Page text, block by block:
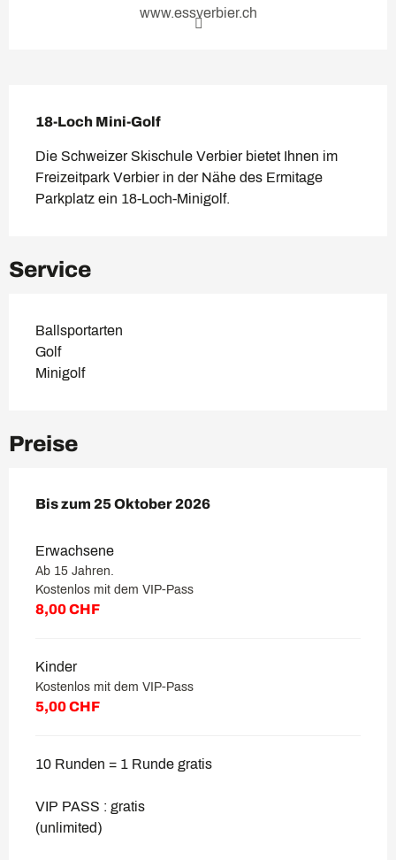
www.essverbier.ch
18-Loch Mini-Golf
Die Schweizer Skischule Verbier bietet Ihnen im
Freizeitpark Verbier in der Nähe des Ermitage
Parkplatz ein 18-Loch-Minigolf.
Service
Ballsportarten
Golf
Minigolf
Preise
ab3 Juni 2026bis zum25 Oktober 2026
Bis zum 25 Oktober 2026
Erwachsene
Ab 15 Jahren.
Kostenlos mit dem VIP-Pass
8,00 CHF
Kinder
Kostenlos mit dem VIP-Pass
5,00 CHF
10 Runden = 1 Runde gratis
VIP PASS : gratis
(unlimited)